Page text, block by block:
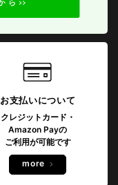
お支払いについて
クレジットカード・
Amazon Payの
ご利用が可能です
more